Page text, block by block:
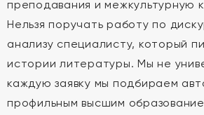
преподавания и межкультурную
Нельзя поручать работу по
анализу специалисту, который
истории литературы. Мы не
каждую заявку мы подбираем
профильным высшим